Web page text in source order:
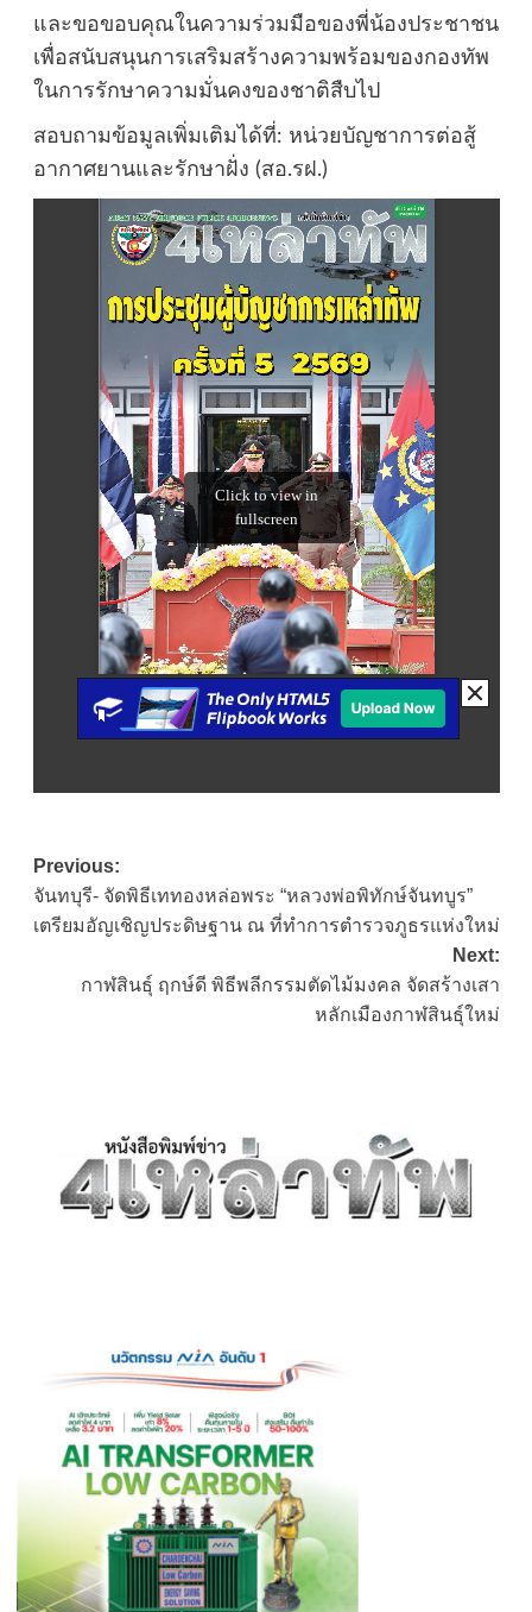
และขอขอบคุณในความร่วมมือของพี่น้องประชาชน
เพื่อสนับสนุนการเสริมสร้างความพร้อมของกองทัพ
ในการรักษาความมั่นคงของชาติสืบไป
สอบถามข้อมูลเพิ่มเติมได้ที่: หน่วยบัญชาการต่อสู้
อากาศยานและรักษาฝั่ง (สอ.รฝ.)
Post
navigation
Previous:
จันทบุรี- จัดพิธีเททองหล่อพระ “หลวงพ่อพิทักษ์จันทบูร”
เตรียมอัญเชิญประดิษฐาน ณ ที่ทำการตำรวจภูธรแห่งใหม่
Next:
กาฬสินธุ์ ฤกษ์ดี พิธีพลีกรรมตัดไม้มงคล จัดสร้างเสา
หลักเมืองกาฬสินธุ์ใหม่